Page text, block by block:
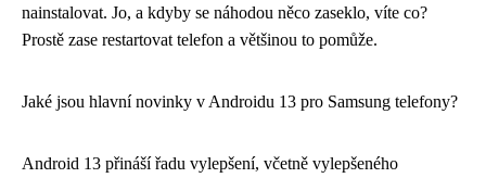
nainstalovat. Jo, a kdyby se náhodou něco zaseklo, víte co?
Prostě zase restartovat telefon a většinou to pomůže.
Jaké jsou hlavní novinky v Androidu 13 pro Samsung telefony?
Android 13 přináší řadu vylepšení, včetně vylepšeného